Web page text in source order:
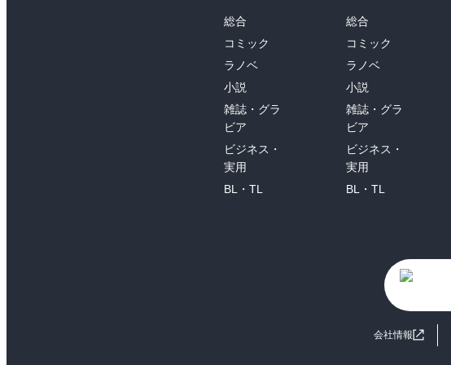
総合
コミック
ラノベ
小説
雑誌・グラ
ビア
ビジネス・
実用
BL・TL
総合
コミック
ラノベ
小説
雑誌・グラ
ビア
ビジネス・
実用
BL・TL
会社情報